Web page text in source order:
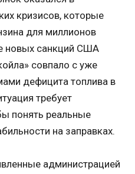
кризисов, которые
для миллионов
новых санкций США
совпало с уже
дефицита топлива в
требует
понять реальные
на заправках.
администрацией